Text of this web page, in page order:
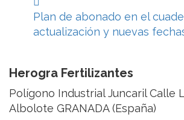
Plan de abonado en el
actualización y nuevas
Herogra Fertilizantes
Polígono Industrial Juncaril Calle
Albolote GRANADA (España)